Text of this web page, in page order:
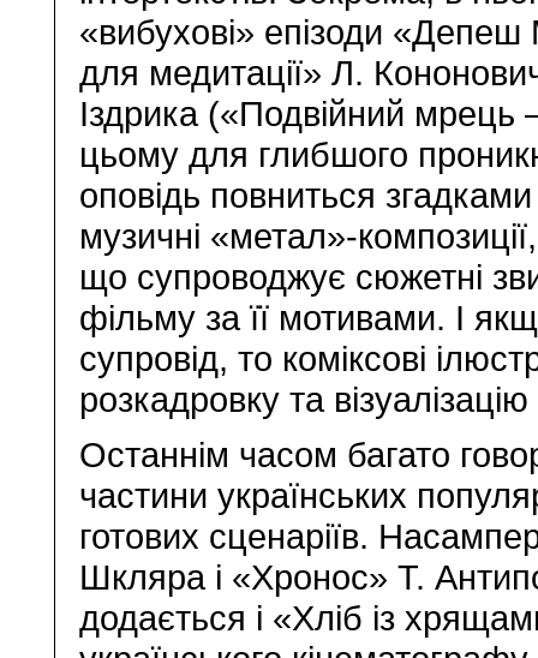
«вибухові» епізоди
для медитації» Л.
Іздрика («Подвійний
цьому для глибшого
оповідь повниться
музичні «метал»-
що супроводжує сюжетні
фільму за її мотивами. І
супровід, то коміксові
розкадровку та
Останнім часом багато
частини українських
готових сценаріїв.
Шкляра і «Хронос» Т.
додається і «Хліб із